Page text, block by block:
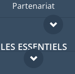
Partenariat
LES ESSENTIELS
Forum expatriés